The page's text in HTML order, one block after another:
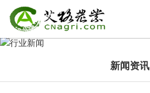
新闻资讯